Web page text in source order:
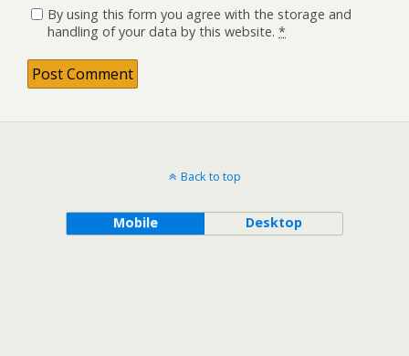
By using this form you agree with the storage and
handling of your data by this website. *
Back to top
Mobile Desktop